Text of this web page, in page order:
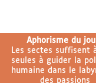
Aphorisme du
Les sectes suffisent
seules à guider la
humaine dans le
des passions